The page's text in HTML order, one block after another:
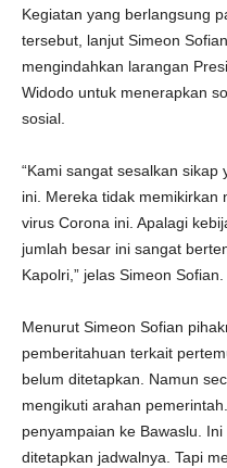
Kegiatan yang berlangsung
tersebut, lanjut Simeon
mengindahkan larangan
Widodo untuk menerapkan
sosial.
“Kami sangat sesalkan
ini. Mereka tidak memikirkan
virus Corona ini. Apalagi
jumlah besar ini sangat
Kapolri,” jelas Simeon Sofian.
Menurut Simeon Sofian
pemberitahuan terkait
belum ditetapkan. Namun
mengikuti arahan
penyampaian ke Bawaslu.
ditetapkan jadwalnya. Tapi